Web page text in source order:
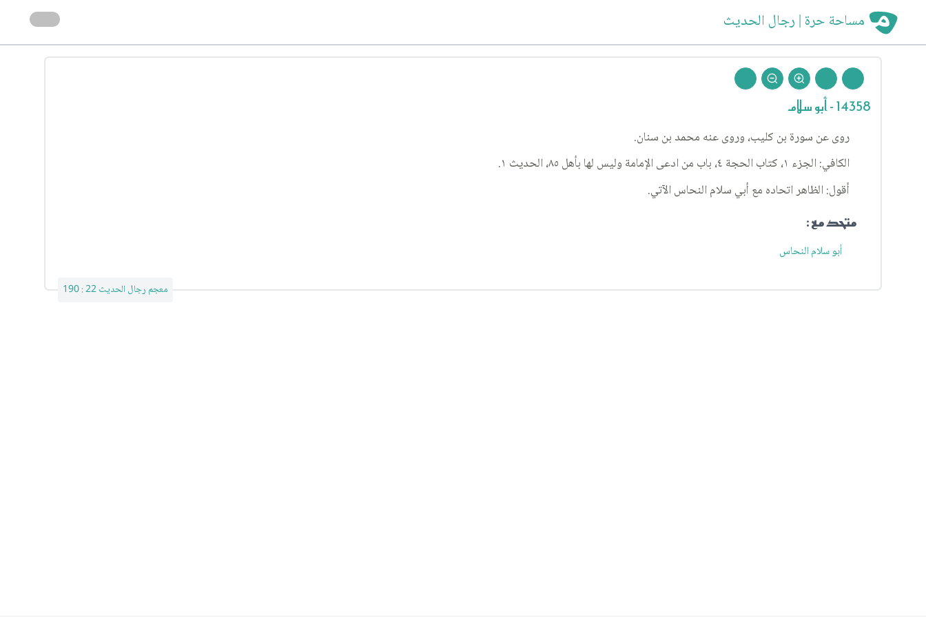
مساحة حرة | رجال الحديث
14358 - أبو سلام
روى عن سورة بن كليب، وروى عنه محمد بن سنان.
الكافي: الجزء ١، كتاب الحجة ٤، باب من ادعى الإمامة وليس لها بأهل ٨٥، الحديث ١.
أقول: الظاهر اتحاده مع أبي سلام النحاس الآتي.
متحد مع :
أبو سلام النحاس
معجم رجال الحديث 22 : 190